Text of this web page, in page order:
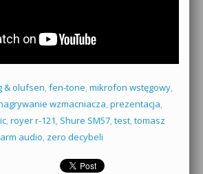
& olufsen, fen-tone, mikrofon wstęgowy,
wzmacniacza, prezentacja,
, royer r-121, Shure SM57, test, tomasz
audio, zero decybeli